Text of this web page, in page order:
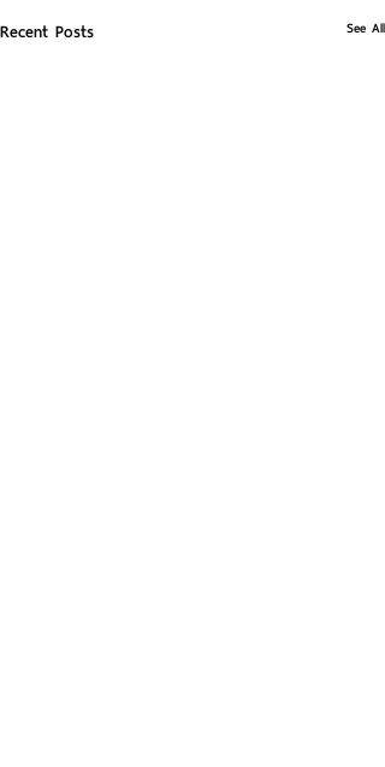
Recent Posts See All